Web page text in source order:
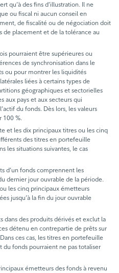
qu’à des fins d’illustration. Il ne
ou fiscal ni aucun conseil en
de fiscalité ou de négociation doit
placement et de la tolérance au
pourraient être supérieures ou
de synchronisation dans le
ou pour montrer les liquidités
liées à certains types de
géographiques et sectorielles
aux pays et aux secteurs qui
du fonds. Dès lors, les valeurs
100 %.
et les dix principaux titres ou les cinq
des titres en portefeuille
les situations suivantes, le cas
d’un fonds comprennent les
dernier jour ouvrable de la période.
les cinq principaux émetteurs
jusqu’à la fin du jour ouvrable
dans des produits dérivés et exclut la
détenu en contrepartie de prêts sur
ces cas, les titres en portefeuille
du fonds pourraient ne pas totaliser
émetteurs des fonds à revenu